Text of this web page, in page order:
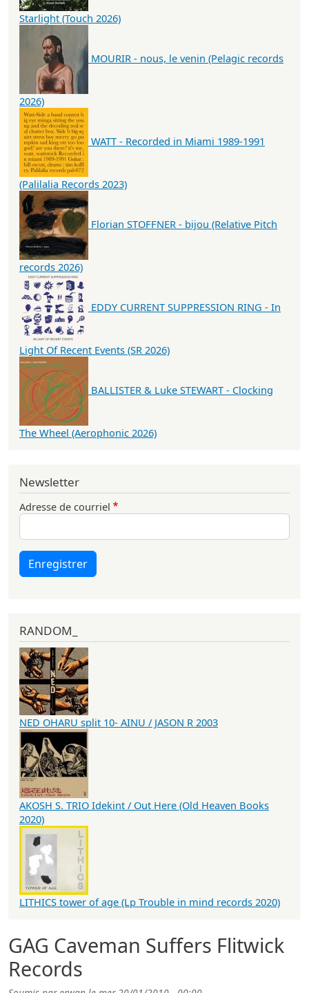
GAG Caveman Suffers Flitwick
Records
Starlight (Touch 2026)
MOURIR - nous, le venin (Pelagic records
2026)
WATT - Recorded in Miami 1989-1991
(Palilalia Records 2023)
Florian STOFFNER - bijou (Relative Pitch
records 2026)
EDDY CURRENT SUPPRESSION RING - In
Light Of Recent Events (SR 2026)
BALLISTER & Luke STEWART - Clocking
The Wheel (Aerophonic 2026)
Newsletter
Adresse de courriel
Enregistrer
RANDOM_
NED OHARU split 10- AINU / JASON R 2003
AKOSH S. TRIO Idekint / Out Here (Old Heaven Books
2020)
LITHICS tower of age (Lp Trouble in mind records 2020)